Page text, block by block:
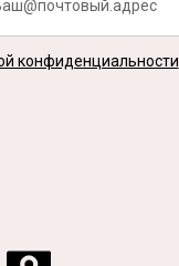
конфиденциальности